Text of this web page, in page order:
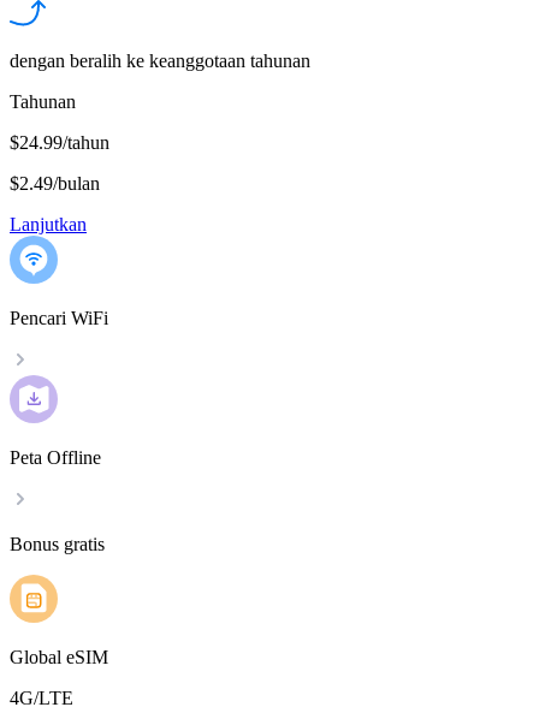
dengan beralih ke keanggotaan tahunan
Tahunan
$24.99/tahun
$2.49/bulan
Lanjutkan
Pencari WiFi
Peta Offline
Bonus gratis
Global eSIM
4G/LTE